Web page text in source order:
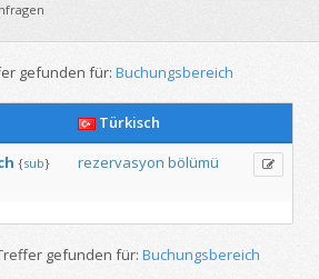
gefunden für: Buchungsbereich
Türkisch
{sub}
rezervasyon bölümü
gefunden für: Buchungsbereich